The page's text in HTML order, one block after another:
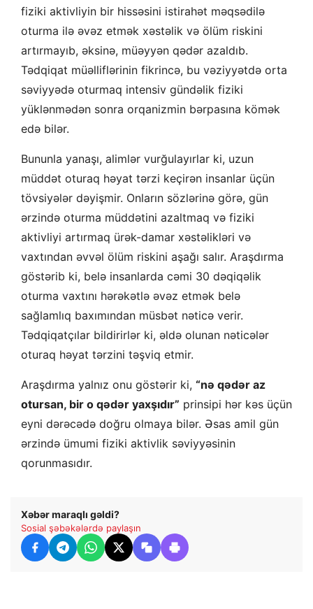
fiziki aktivliyin bir hissəsini istirahət məqsədilə
oturma ilə əvəz etmək xəstəlik və ölüm riskini
artırmayıb, əksinə, müəyyən qədər azaldıb.
Tədqiqat müəlliflərinin fikrincə, bu vəziyyətdə orta
səviyyədə oturmaq intensiv gündəlik fiziki
yüklənmədən sonra orqanizmin bərpasına kömək
edə bilər.
Bununla yanaşı, alimlər vurğulayırlar ki, uzun
müddət oturaq həyat tərzi keçirən insanlar üçün
tövsiyələr dəyişmir. Onların sözlərinə görə, gün
ərzində oturma müddətini azaltmaq və fiziki
aktivliyi artırmaq ürək-damar xəstəlikləri və
vaxtından əvvəl ölüm riskini aşağı salır. Araşdırma
göstərib ki, belə insanlarda cəmi 30 dəqiqəlik
oturma vaxtını hərəkətlə əvəz etmək belə
sağlamlıq baxımından müsbət nəticə verir.
Tədqiqatçılar bildirirlər ki, əldə olunan nəticələr
oturaq həyat tərzini təşviq etmir.
Araşdırma yalnız onu göstərir ki, “nə qədər az
otursan, bir o qədər yaxşıdır” prinsipi hər kəs üçün
eyni dərəcədə doğru olmaya bilər. Əsas amil gün
ərzində ümumi fiziki aktivlik səviyyəsinin
qorunmasıdır.
Xəbər maraqlı gəldi?
Sosial şəbəkələrdə paylaşın